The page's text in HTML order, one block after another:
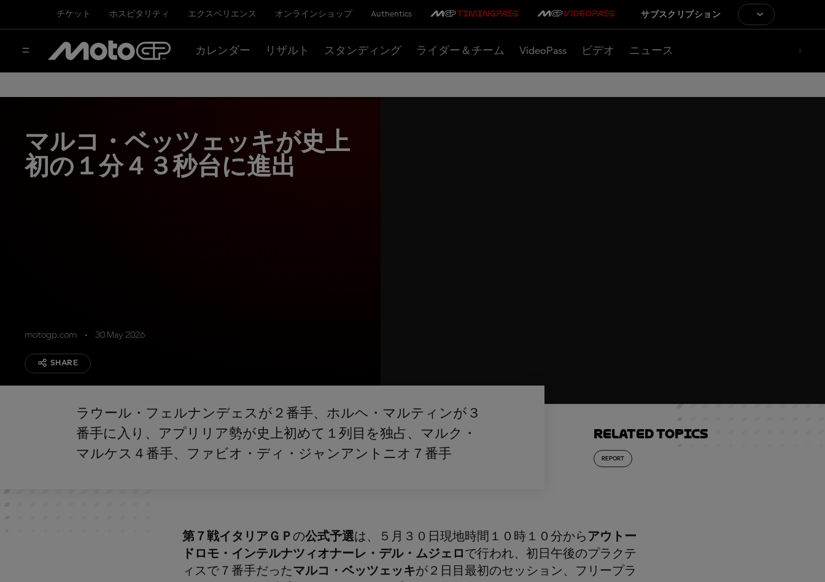
チケット ホスピタリティ エクスペリエンス オンラインショップ Authentics サブスクリプション
カレンダー リザルト スタンディング ライダー＆チーム VideoPass ビデオ ニュース
マルコ・ベッツェッキが史上
初の１分４３秒台に進出
motogp.com 30 May 2026
SHARE
ラウール・フェルナンデェスが２番手、ホルヘ・マルティンが３
番手に入り、アプリリア勢が史上初めて１列目を独占、マルク・
マルケス４番手、ファビオ・ディ・ジャンアントニオ７番手
Related topics
REPORT
第７戦イタリアＧＰ の公式予選は、５月３０日現地時間１０時１０分から アウトー
ドロモ・インテルナツィオナーレ・デル・ムジェロ で行われ、初日午後のプラクテ
ィスで７番手だったマルコ・ベッツェッキが２日目最初のセッション、フリープラ